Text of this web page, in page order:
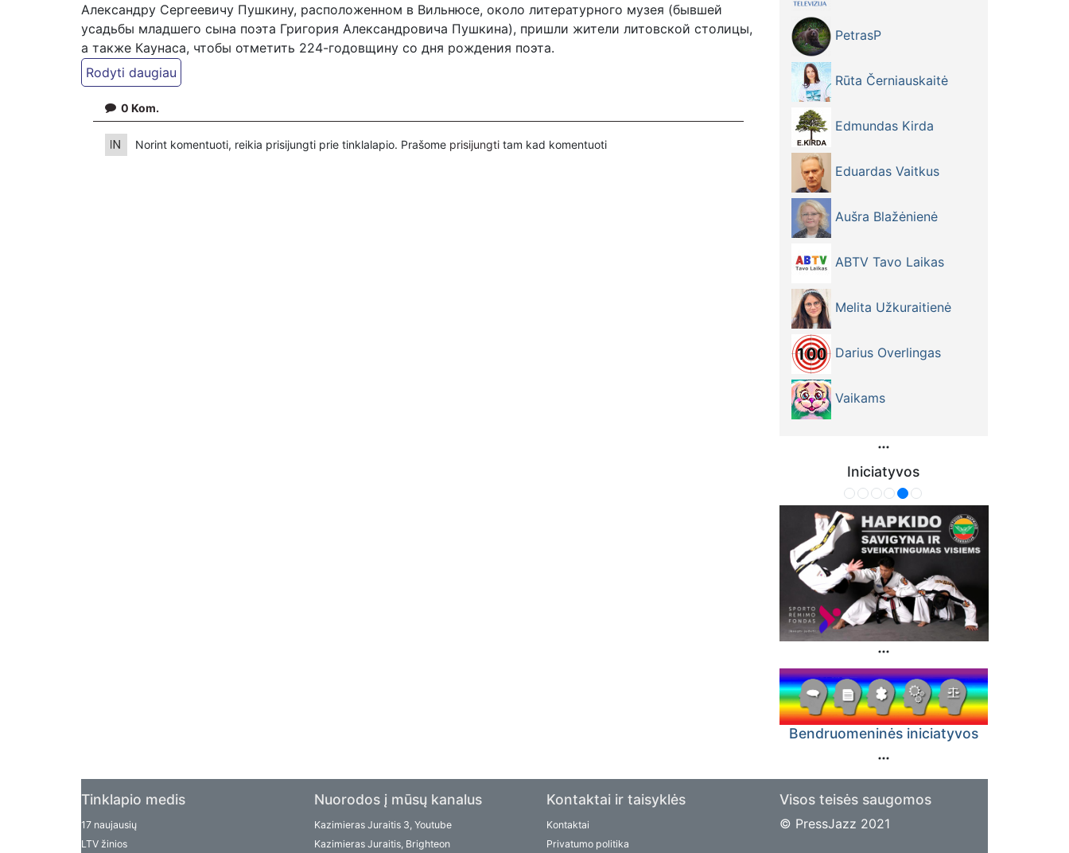
Александру Сергеевичу Пушкину, расположенном в Вильнюсе, около литературного музея (бывшей
усадьбы младшего сына поэта Григория Александровича Пушкина), пришли жители литовской столицы,
а также Каунаса, чтобы отметить 224-годовщину со дня рождения поэта.
Нашу деятельность можно поддержать следующими способами:
PayPal - paypal.me/PressJazzTV
Банковский перевод - Kazimieras Juraitis
0 Kom.
Norint komentuoti, reikia prisijungti prie tinklalapio. Prašome prisijungti tam kad komentuoti
PetrasP
Rūta Černiauskaitė
Edmundas Kirda
Eduardas Vaitkus
Aušra Blažėnienė
ABTV Tavo Laikas
Melita Užkuraitienė
Darius Overlingas
Vaikams
Iniciatyvos
Bendruomeninės iniciatyvos
Tinklapio medis
17 naujausių
LTV žinios
Nuorodos į mūsų kanalus
Kazimieras Juraitis 3, Youtube
Kazimieras Juraitis, Brighteon
Kontaktai ir taisyklės
Kontaktai
Privatumo politika
Visos teisės saugomos
© PressJazz 2021